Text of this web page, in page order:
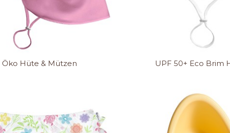
Öko Hüte & Mützen UPF 50+ Eco Brim